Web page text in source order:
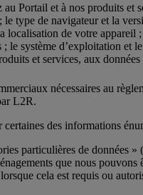
Portail et à nos produits et
type de navigateur et la
localisation de votre
le système d’exploitation
et services, aux
nécessaires au
L2R.
des informations
particulières de données
que nous
cela est requis ou